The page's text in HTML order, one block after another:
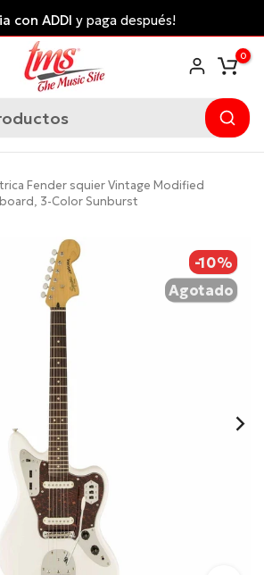
con ADDI y paga después!
0
Fender squier Vintage Modified
3-Color Sunburst
-10%
Agotado